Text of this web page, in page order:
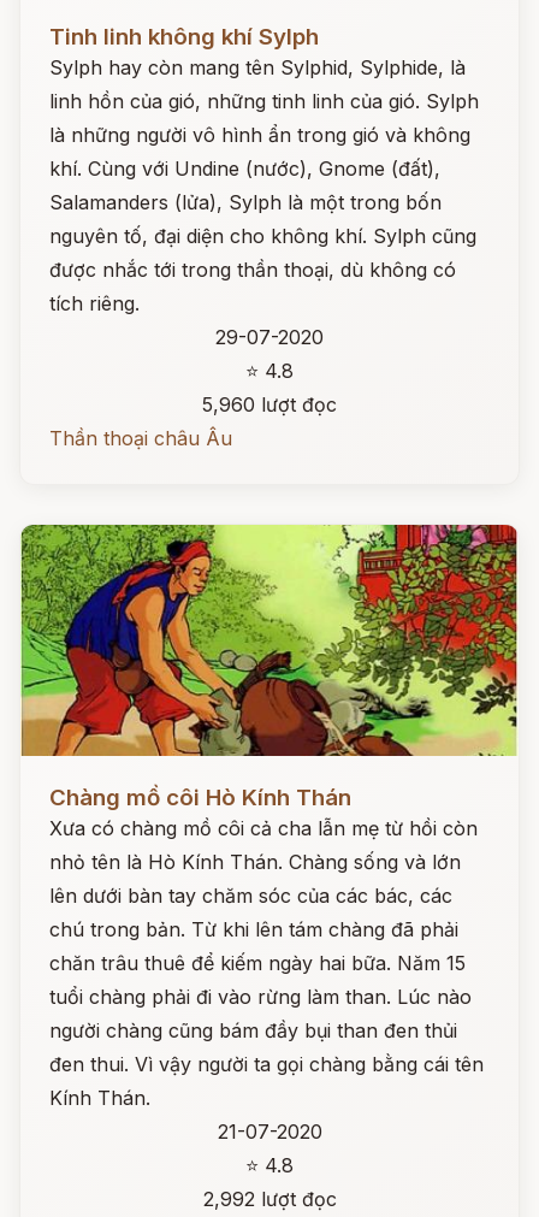
Tinh linh không khí Sylph
Sylph hay còn mang tên Sylphid, Sylphide, là
linh hồn của gió, những tinh linh của gió. Sylph
là những người vô hình ẩn trong gió và không
khí. Cùng với Undine (nước), Gnome (đất),
Salamanders (lửa), Sylph là một trong bốn
nguyên tố, đại diện cho không khí. Sylph cũng
được nhắc tới trong thần thoại, dù không có
tích riêng.
29-07-2020
⭐ 4.8
5,960 lượt đọc
Thần thoại châu Âu
Chàng mồ côi Hò Kính Thán
Xưa có chàng mồ côi cả cha lẫn mẹ từ hồi còn
nhỏ tên là Hò Kính Thán. Chàng sống và lớn
lên dưới bàn tay chăm sóc của các bác, các
chú trong bản. Từ khi lên tám chàng đã phải
chăn trâu thuê để kiếm ngày hai bữa. Năm 15
tuổi chàng phải đi vào rừng làm than. Lúc nào
người chàng cũng bám đầy bụi than đen thủi
đen thui. Vì vậy người ta gọi chàng bằng cái tên
Kính Thán.
21-07-2020
⭐ 4.8
2,992 lượt đọc